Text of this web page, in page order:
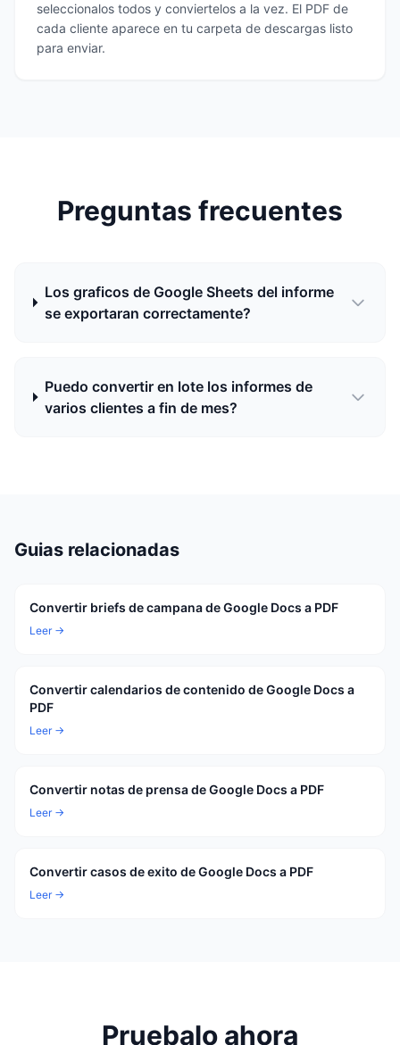
seleccionalos todos y conviertelos a la vez. El PDF de
cada cliente aparece en tu carpeta de descargas listo
para enviar.
Preguntas frecuentes
Los graficos de Google Sheets del informe
se exportaran correctamente?
Puedo convertir en lote los informes de
varios clientes a fin de mes?
Guias relacionadas
Convertir briefs de campana de Google Docs a PDF
Leer →
Convertir calendarios de contenido de Google Docs a
PDF
Leer →
Convertir notas de prensa de Google Docs a PDF
Leer →
Convertir casos de exito de Google Docs a PDF
Leer →
Pruebalo ahora